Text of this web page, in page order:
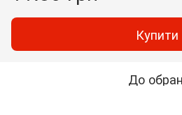
Купити
До